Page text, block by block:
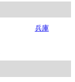
兵庫